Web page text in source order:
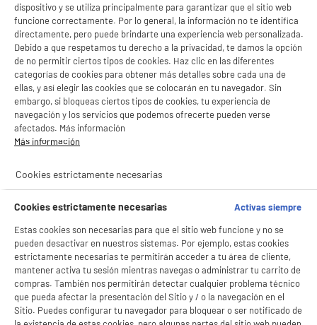
2€95
Rechazar todas
Con el fin de mejorar tu experiencia, y tras tu consentimiento, ELECTRO DEPOT
- compartir contenido adaptado a tus preferencias
- facilitar el intercambio de contenido en las redes sociales
- analizar el tráfico en nuestro sitio web Consulta la política de cookies.
Consulta la política de cookies..
Si aceptas, la experiencia será aún mejor. Si no acepta, se utilizarán cookies
estadísticas anónimas basadas en tu navegación. Puedes oponerte a su uso
gestionando sus cookies.
¡Buena visita!
dispositivo y se utiliza principalmente para garantizar que el sitio web
funcione correctamente. Por lo general, la información no te identifica
directamente, pero puede brindarte una experiencia web personalizada.
Debido a que respetamos tu derecho a la privacidad, te damos la opción
de no permitir ciertos tipos de cookies. Haz clic en las diferentes
categorías de cookies para obtener más detalles sobre cada una de
ellas, y así elegir las cookies que se colocarán en tu navegador. Sin
embargo, si bloqueas ciertos tipos de cookies, tu experiencia de
navegación y los servicios que podemos ofrecerte pueden verse
afectados. Más información
Más información
Cookies estrictamente necesarias
Cookies estrictamente necesarias
Activas siempre
Estas cookies son necesarias para que el sitio web funcione y no se
pueden desactivar en nuestros sistemas. Por ejemplo, estas cookies
estrictamente necesarias te permitirán acceder a tu área de cliente,
mantener activa tu sesión mientras navegas o administrar tu carrito de
compras. También nos permitirán detectar cualquier problema técnico
que pueda afectar la presentación del Sitio y / o la navegación en el
Sitio. Puedes configurar tu navegador para bloquear o ser notificado de